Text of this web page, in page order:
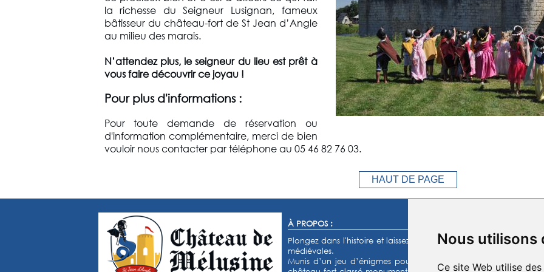
Nous utilisons
Ce site Web utilise
la richesse du Seigneur Lusignan, fameux
bâtisseur du château-fort de St Jean d’Angle
au milieu des marais.
N’attendez plus, le seigneur du lieu est prêt à
vous faire découvrir ce joyau !
Pour plus d'informations :
Pour toute demande de réservation ou
d'information complémentaire, merci de bien
vouloir nous contacter par téléphone au 05 46 82 76 03.
HAUT DE PAGE
À PROPOS :
Plongez dans l'histoire et laissez-vous transporter dans un monde
médiévales.
Munis d’un jeu d’énigmes pour les enfants et d’un quiz pour